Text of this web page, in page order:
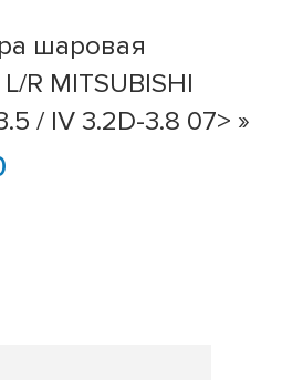
шаровая
R MITSUBISHI
/ IV 3.2D-3.8 07> »